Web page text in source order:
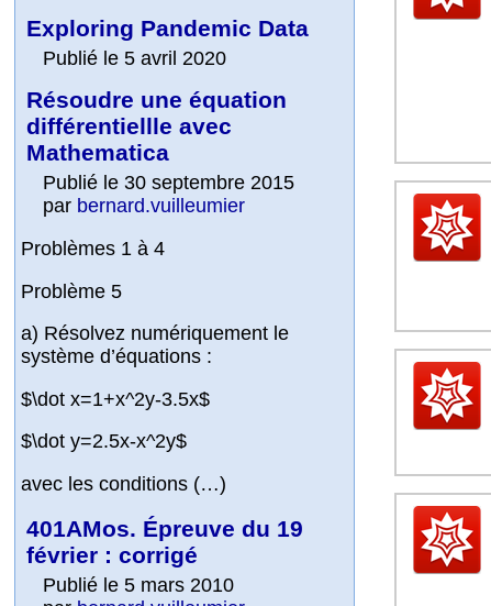
Exploring Pandemic Data
Publié le 5 avril 2020
Résoudre une équation
différentiellle avec
Mathematica
Publié le 30 septembre 2015
par bernard.vuilleumier
Problèmes 1 à 4
Problème 5
a) Résolvez numériquement le
système d’équations :
$\dot x=1+x^2y-3.5x$
$\dot y=2.5x-x^2y$
avec les conditions (…)
401AMos. Épreuve du 19
février : corrigé
Publié le 5 mars 2010